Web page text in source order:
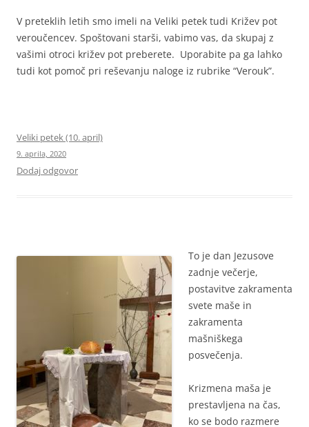
V preteklih letih smo imeli na Veliki petek tudi Križev pot
veroučencev. Spoštovani starši, vabimo vas, da skupaj z
vašimi otroci križev pot preberete. Uporabite pa ga lahko
tudi kot pomoč pri reševanju naloge iz rubrike “Verouk”.
Veliki petek (10. april)
9. aprila, 2020
Dodaj odgovor
To je dan Jezusove
zadnje večerje,
postavitve zakramenta
svete maše in
zakramenta
mašniškega
posvečenja.
Krizmena maša je
prestavljena na čas,
ko se bodo razmere